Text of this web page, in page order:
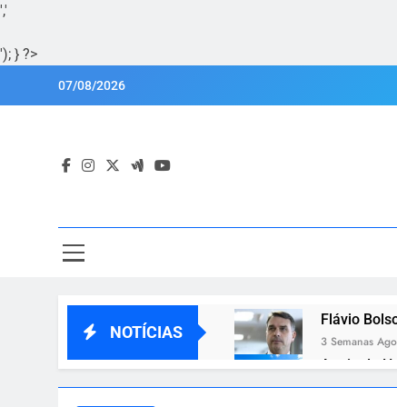
','
'); } ?>
07/08/2026
NOTÍCIAS
Flávio
3 Semanas Ago
Apoio de
3 Semanas Ago